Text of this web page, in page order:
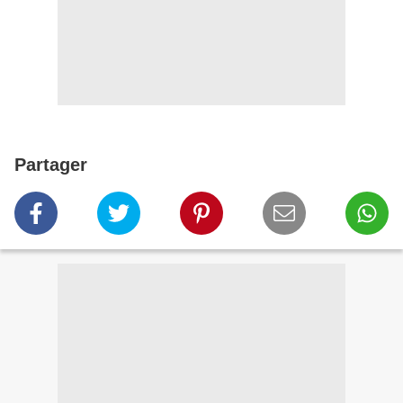
Partager